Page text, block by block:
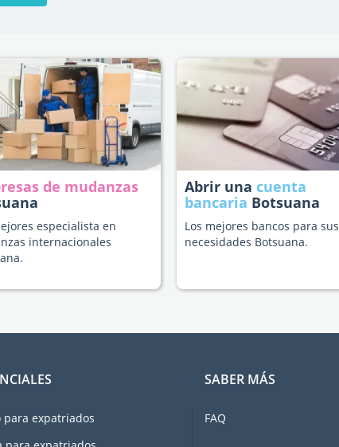
de mudanzas
especialista en
internacionales
Abrir una cuenta
bancaria Botsuana
Los mejores bancos para sus
necesidades Botsuana.
para expatriados
SABER MÁS
FAQ